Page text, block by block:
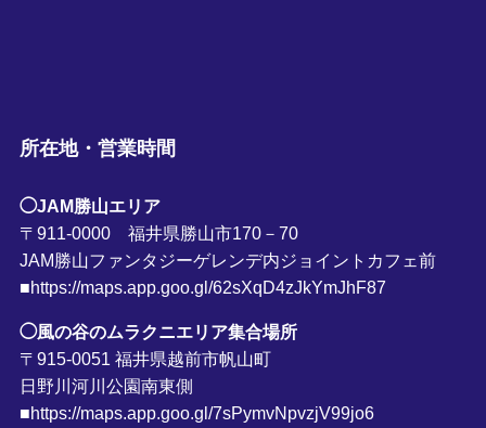
所在地・営業時間
◯JAM勝山エリア
〒911-0000 福井県勝山市170－70
JAM勝山ファンタジーゲレンデ内ジョイントカフェ前
■https://maps.app.goo.gl/62sXqD4zJkYmJhF87
◯風の谷のムラクニエリア集合場所
〒915-0051 福井県越前市帆山町
日野川河川公園南東側
■https://maps.app.goo.gl/7sPymvNpvzjV99jo6